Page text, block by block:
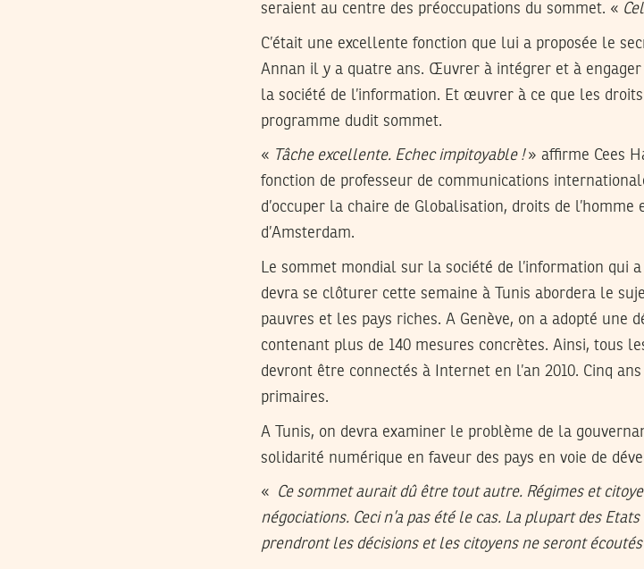
seraient au centre des préoccupations du sommet. «
C’était une excellente fonction que lui a proposée le
Annan il y a quatre ans. Œuvrer à intégrer et à
la société de l’information. Et œuvrer à ce que les
programme dudit sommet.
« Tâche excellente. Echec impitoyable !» affirme Cees
fonction de professeur de communications
d’occuper la chaire de Globalisation, droits de l’homme
d’Amsterdam.
Le sommet mondial sur la société de l’information qui
devra se clôturer cette semaine à Tunis abordera le
pauvres et les pays riches. A Genève, on a adopté une
contenant plus de 140 mesures concrètes. Ainsi, tous
devront être connectés à Internet en l’an 2010. Cinq
primaires.
A Tunis, on devra examiner le problème de la
solidarité numérique en faveur des pays en voie de
«
Ce sommet aurait dû être tout autre. Régimes et
négociations. Ceci n’a pas été le cas. La plupart des
prendront les décisions et les citoyens ne seront